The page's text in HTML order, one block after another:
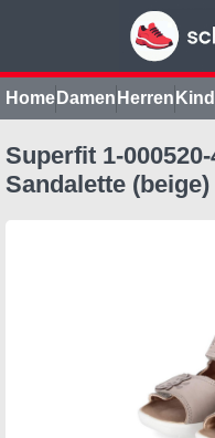
Home Damen Herren
Superfit 1-
Sandalette (beige)